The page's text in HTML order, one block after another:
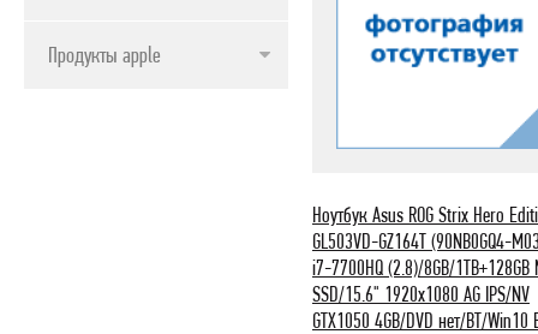
Продукты apple
Ноутбук Asus ROG Strix Hero
GL503VD-GZ164T (90NB0GQ4-
i7-7700HQ (2.8)/8GB/1TB+128GB
SSD/15.6" 1920x1080 AG IPS/NV
GTX1050 4GB/DVD нет/BT/Win10